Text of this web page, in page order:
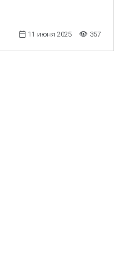
11 июня 2025 357